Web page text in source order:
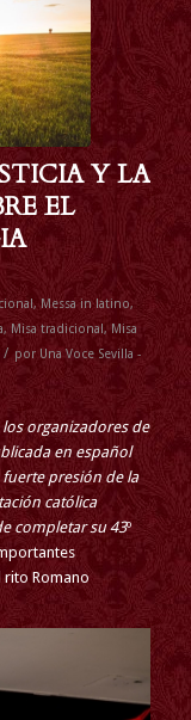
Y LA
EL
, Messa in latino,
, Misa tradicional, Misa
/ por Una Voce Sevilla -
organizadores de
en español
presión de la
católica
completar su 43º
Romano